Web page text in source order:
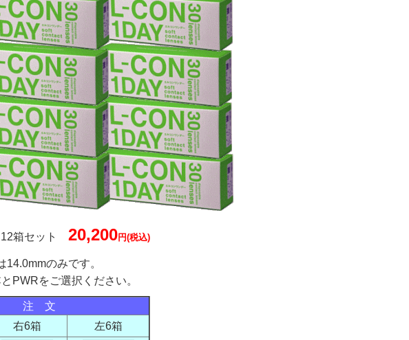
12箱セット 20,200円(税込)
14.0mmのみです。
PWRをご選択ください。
注 文
右6箱
左6箱